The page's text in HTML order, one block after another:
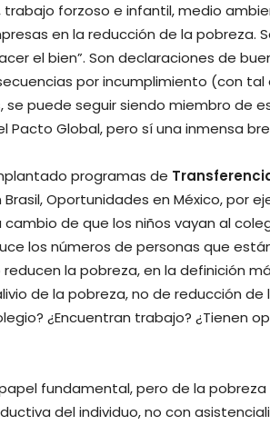
forzoso e infantil, medio
en la reducción de la pobreza.
el bien”. Son declaraciones de
por incumplimiento (con
puede seguir siendo miembro de
Pacto Global, pero sí una inmensa
programas de
Brasil, Oportunidades en México, por
de que los niños vayan al
los números de personas que
la pobreza, en la definición
de la pobreza, no de reducción de
¿Encuentran trabajo? ¿Tienen
fundamental, pero de la pobreza
del individuo, no con